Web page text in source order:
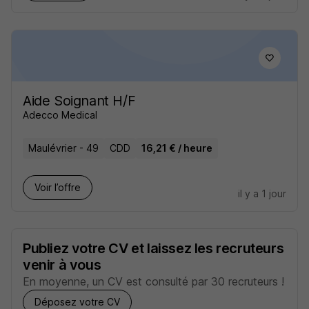
Aide Soignant H/F
Adecco Medical
Maulévrier - 49 CDD 16,21 € / heure
Voir l’offre
il y a 1 jour
Publiez votre CV et laissez les recruteurs
venir à vous
En moyenne, un CV est consulté par 30 recruteurs !
Déposez votre CV